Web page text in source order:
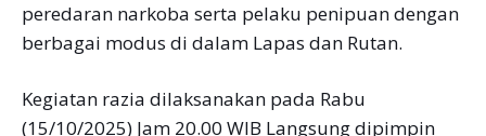
peredaran narkoba serta pelaku penipuan dengan
berbagai modus di dalam Lapas dan Rutan.
Kegiatan razia dilaksanakan pada Rabu
(15/10/2025) Jam 20.00 WIB Langsung dipimpin